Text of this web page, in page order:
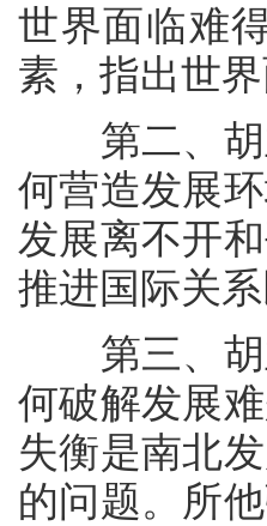
世界面临难
素，指出世
第二、胡
何营造发展
发展离不开
推进国际关
第三、胡
何破解发展
失衡是南北
的问题。所